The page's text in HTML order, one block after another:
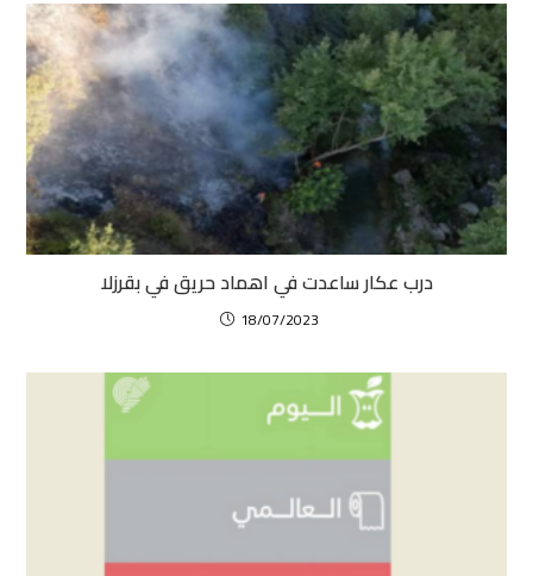
درب عكار ساعدت في اهماد حريق في بقرزلا
18/07/2023